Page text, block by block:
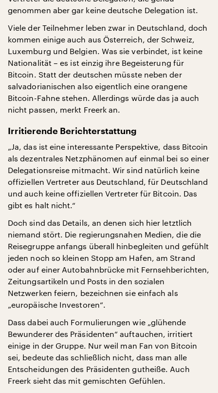
genommen aber gar keine deutsche Delegation ist.
Viele der Teilnehmer leben zwar in Deutschland, doch
kommen einige auch aus Österreich, der Schweiz,
Luxemburg und Belgien. Was sie verbindet, ist keine
Nationalität – es ist einzig ihre Begeisterung für
Bitcoin. Statt der deutschen müsste neben der
salvadorianischen also eigentlich eine orangene
Bitcoin-Fahne stehen. Allerdings würde das ja auch
nicht passen, merkt Freerk an.
Irritierende Berichterstattung
„Ja, das ist eine interessante Perspektive, dass Bitcoin
als dezentrales Netzphänomen auf einmal bei so einer
Delegationsreise mitmacht. Wir sind natürlich keine
offiziellen Vertreter aus Deutschland, für Deutschland
und auch keine offiziellen Vertreter für Bitcoin. Das
gibt es halt nicht.“
Doch sind das Details, an denen sich hier letztlich
niemand stört. Die regierungsnahen Medien, die die
Reisegruppe anfangs überall hinbegleiten und gefühlt
jeden noch so kleinen Stopp am Hafen, am Strand
oder auf einer Autobahnbrücke mit Fernsehberichten,
Zeitungsartikeln und Posts in den sozialen
Netzwerken feiern, bezeichnen sie einfach als
„europäische Investoren“.
Dass dabei auch Formulierungen wie „glühende
Bewunderer des Präsidenten“ auftauchen, irritiert
einige in der Gruppe. Nur weil man Fan von Bitcoin
sei, bedeute das schließlich nicht, dass man alle
Entscheidungen des Präsidenten gutheiße. Auch
Freerk sieht das mit gemischten Gefühlen.